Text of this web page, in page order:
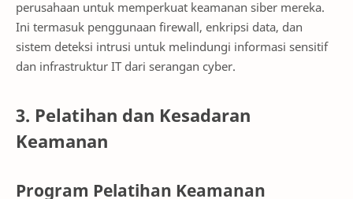
perusahaan untuk memperkuat keamanan siber mereka.
Ini termasuk penggunaan firewall, enkripsi data, dan
sistem deteksi intrusi untuk melindungi informasi sensitif
dan infrastruktur IT dari serangan cyber.
3. Pelatihan dan Kesadaran
Keamanan
Program Pelatihan Keamanan